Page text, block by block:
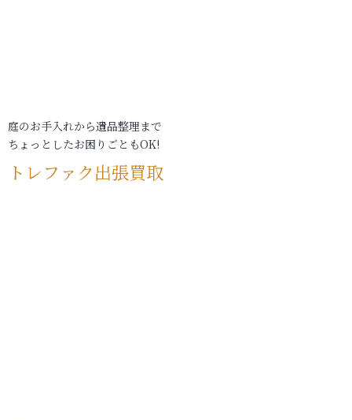
庭のお手入れから遺品整理まで
ちょっとしたお困りごともOK!
トレファク出張買取